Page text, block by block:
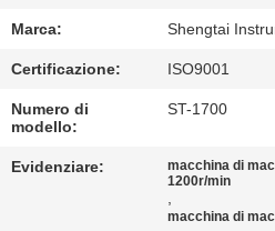
CONTATTICI
RICHIEDA
UNA
CITAZIONE
Marca: Shengtai
Certificazione: ISO9001
Numero di
modello:
ST-1700
Evidenziare:
macchina di
1200r/min
,
macchina di